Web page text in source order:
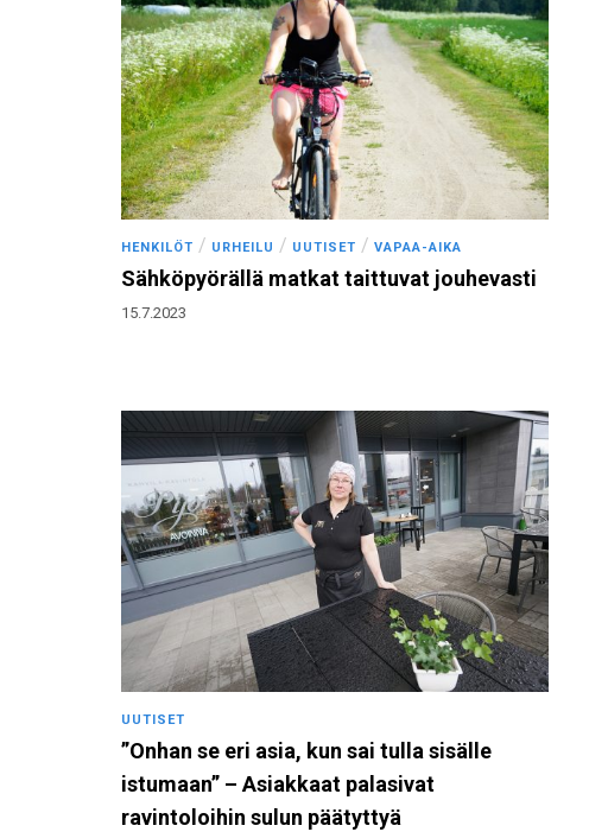
HENKILÖT / URHEILU / UUTISET / VAPAA-AIKA
Sähköpyörällä matkat taittuvat jouhevasti
15.7.2023
UUTISET
”Onhan se eri asia, kun sai tulla sisälle
istumaan” – Asiakkaat palasivat
ravintoloihin sulun päätyttyä